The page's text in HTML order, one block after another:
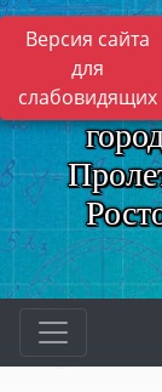
Версия сайта
для
слабовидящих
им.